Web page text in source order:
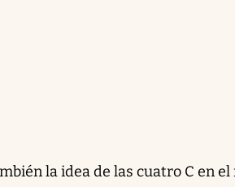
la idea de las cuatro C en